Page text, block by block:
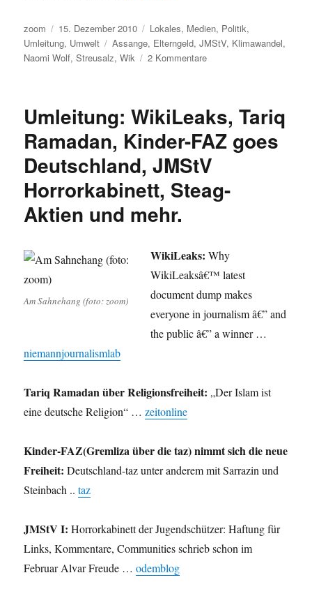
Autor
zoom
Veröffentlicht
am
15. Dezember 2010 Kategorien
Lokales, Medien, Politik,
Umleitung, Umwelt Schlagwörter
Assange, Elterngeld,JMStV, Klimawandel,
Naomi Wolf,Streusalz,Wik 2 Kommentarezu
JMStV
Gehampel,
Naomi
Wolf
on
Assange,
weniger
Streusalz.
Umleitung: WikiLeaks, Tariq
Ramadan, Kinder-FAZ goes
Deutschland, JMStV
Horrorkabinett, Steag-
Aktien und mehr.
Am Sahnehang (foto: zoom)
WikiLeaks: Why
WikiLeaksâ€™ latest
document dump makes
everyone in journalism â€” and
the public â€” a winner …
niemannjournalismlab
Tariq Ramadan über Religionsfreiheit: „Der Islam ist
eine deutsche Religion“ …zeitonline
Kinder-FAZ(Gremliza über die taz) nimmt sich die neue
Freiheit: Deutschland-taz unter anderem mit Sarrazin und
Steinbach ..taz
JMStV I: Horrorkabinett der Jugendschützer: Haftung für
Links, Kommentare, Communities schrieb schon im
Februar Alvar Freude …odemblog